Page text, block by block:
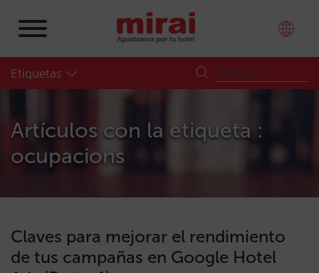
Etiquetas
Artículos con la etiqueta :
ocupacions
Claves para mejorar el rendimiento
de tus campañas en Google Hotel